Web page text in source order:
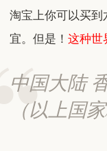
淘宝上你可以买
宜。但是！ 这种世
中国大陆
（以上国